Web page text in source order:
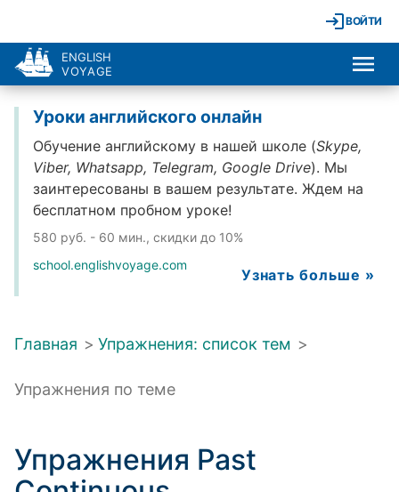
ВОЙТИ
ENGLISH
VOYAGE
Уроки английского онлайн
Обучение английскому в нашей школе (Skype,
Viber, Whatsapp, Telegram, Google Drive). Мы
заинтересованы в вашем результате. Ждем на
бесплатном пробном уроке!
580 руб. - 60 мин., скидки до 10%
school.englishvoyage.com
Узнать больше »
Главная > Упражнения: список тем >
Упражнения по теме
Упражнения Past